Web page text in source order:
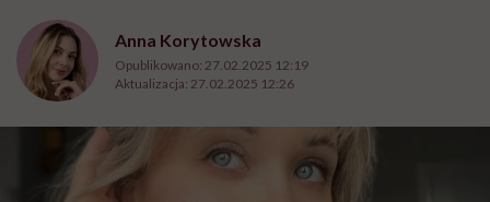
Anna Korytowska
Opublikowano: 27.02.2025 12:19
Aktualizacja: 27.02.2025 12:26